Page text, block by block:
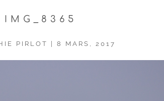
IMG_8365
PIRLOT |8 MARS, 2017